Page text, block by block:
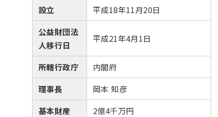
設立
平成18年11月20日
公益財団法
人移行日
平成21年4月1日
所轄行政庁
内閣府
理事長
岡本 知彦
基本財産
2億4千万円